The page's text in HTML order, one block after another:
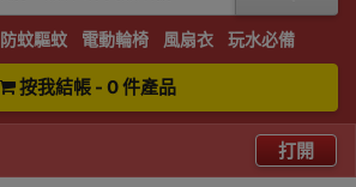
防蚊驅蚊 電動輪椅 風扇衣 玩水必備
按我結帳 - 0 件產品
打開